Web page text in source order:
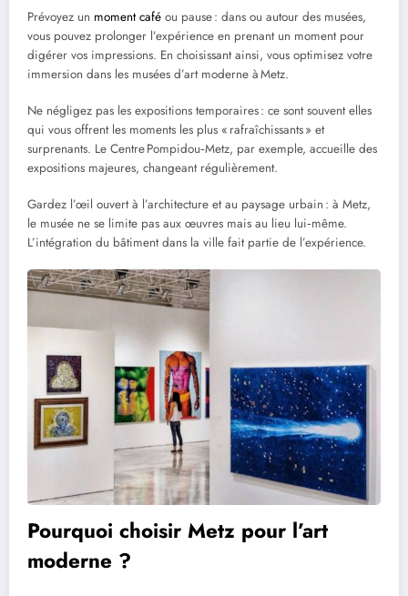
Prévoyez un moment café ou pause : dans ou autour des musées,
vous pouvez prolonger l’expérience en prenant un moment pour
digérer vos impressions. En choisissant ainsi, vous optimisez votre
immersion dans les musées d’art moderne à Metz.
Ne négligez pas les expositions temporaires : ce sont souvent elles
qui vous offrent les moments les plus « rafraîchissants » et
surprenants. Le Centre Pompidou‑Metz, par exemple, accueille des
expositions majeures, changeant régulièrement.
Gardez l’œil ouvert à l’architecture et au paysage urbain : à Metz,
le musée ne se limite pas aux œuvres mais au lieu lui‑même.
L’intégration du bâtiment dans la ville fait partie de l’expérience.
Pourquoi choisir Metz pour l’art
moderne ?